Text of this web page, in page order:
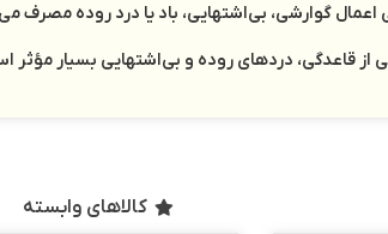
گوارشي‌، بي‌اشتهايي‌، باد يا درد روده‌ مصرف‌
قاعدگي، دردهاي روده و بي‌اشتهايي بسيار مؤثر
کالاهای وابسته